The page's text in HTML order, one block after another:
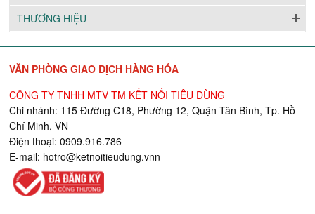
THƯƠNG HIỆU
VĂN PHÒNG GIAO DỊCH HÀNG HÓA
CÔNG TY TNHH MTV TM KẾT NỐI TIÊU DÙNG
Chi nhánh: 115 Đường C18, Phường 12, Quận Tân Bình, Tp. Hồ
Chí Minh, VN
Điện thoại: 0909.916.786
E-mail: hotro@ketnoitieudung.vnn